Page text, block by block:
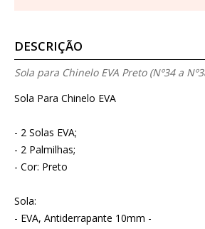
DESCRIÇÃO
Sola para Chinelo EVA Preto (Nº34 a
Sola Para Chinelo EVA
- 2 Solas EVA;
- 2 Palmilhas;
- Cor: Preto
Sola:
- EVA, Antiderrapante 10mm -